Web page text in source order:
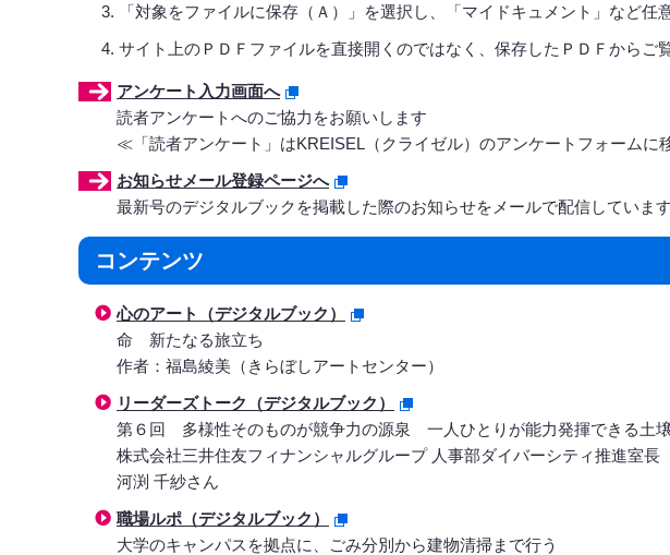
「対象をファイルに保存（Ａ）」を選択し、「マイドキュメント」など任
サイト上のＰＤＦファイルを直接開くのではなく、保存したＰＤＦからご
アンケート入力画面へ
読者アンケートへのご協力をお願いします
≪「読者アンケート」はKREISEL（クライゼル）のアンケートフォームに
お知らせメール登録ページへ
最新号のデジタルブックを掲載した際のお知らせをメールで配信しています
コンテンツ
心のアート（デジタルブック）
命 新たなる旅立ち
作者：福島綾美（きらぼしアートセンター）
リーダーズトーク（デジタルブック）
第６回 多様性そのものが競争力の源泉 一人ひとりが能力発揮できる土
株式会社三井住友フィナンシャルグループ 人事部ダイバーシティ推進室長
河渕 千紗さん
職場ルポ（デジタルブック）
大学のキャンパスを拠点に、ごみ分別から建物清掃まで行う